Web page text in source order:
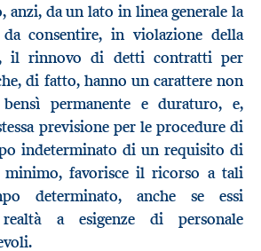
anzi, da un lato in linea generale la
consentire, in violazione della
il rinnovo di detti contratti per
di fatto, hanno un carattere non
permanente e duraturo, e,
previsione per le procedure di
indeterminato di un requisito di
minimo, favorisce il ricorso a tali
determinato, anche se essi
a esigenze di personale